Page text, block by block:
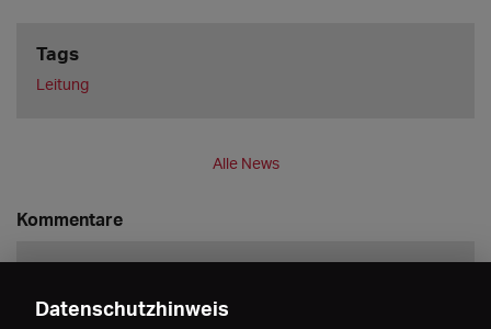
Tags
Leitung
Alle News
Kommentare
Datenschutzhinweis